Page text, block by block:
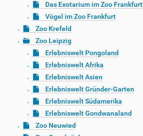
Das Exotarium im Zoo Frankfurt
Vögel im Zoo Frankfurt
Zoo Krefeld
Zoo Leipzig
Erlebniswelt Pongoland
Erlebniswelt Afrika
Erlebniswelt Asien
Erlebniswelt Gründer-Garten
Erlebniswelt Südamerika
Erlebniswelt Gondwanaland
Zoo Neuwied